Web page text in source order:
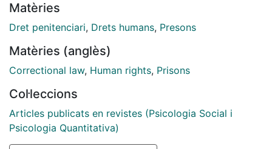
"¿Resocialización o incapacitación?: Sostenibilidad del
Sistema Penitenciario español ante las nuevas
lo largo del proceso de recogida de información el
equipo investigador del OSPDH, fue constatando la
manifiesto la evolución y los cambios experimentados
en el sistema penitenciario catalán durante los últimos
veinte años, identificándose una estrecha relación
entre los mismos y los diversos periodos político-
Matèries
Dret penitenciari, Drets humans, Presons
Matèries (anglès)
Correctional law, Human rights, Prisons
Col·leccions
Articles publicats en revistes (Psicologia Social i
Psicologia Quantitativa)